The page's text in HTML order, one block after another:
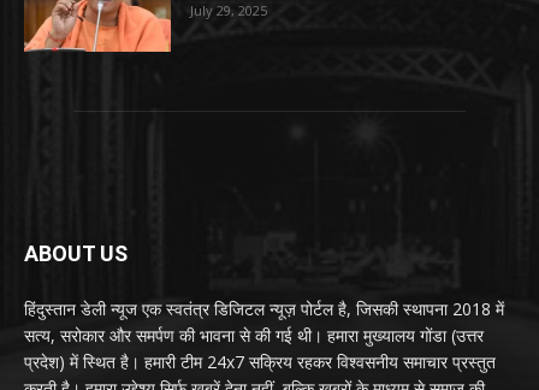
July 29, 2025
ABOUT US
हिंदुस्तान डेली न्यूज एक स्वतंत्र डिजिटल न्यूज़ पोर्टल है, जिसकी स्थापना 2018 में
सत्य, सरोकार और समर्पण की भावना से की गई थी। हमारा मुख्यालय गोंडा (उत्तर
प्रदेश) में स्थित है। हमारी टीम 24x7 सक्रिय रहकर विश्वसनीय समाचार प्रस्तुत